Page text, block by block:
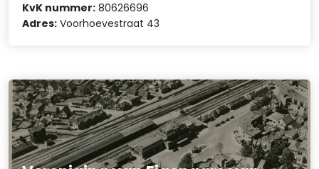
KvK nummer: 80626696
Adres: Voorhoevestraat 43